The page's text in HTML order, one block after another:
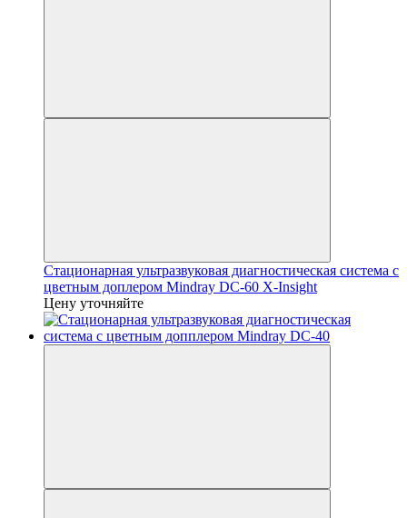
Стационарная ультразвуковая диагностическая система с
цветным доплером Mindray DC-60 X-Insight
Цену уточняйте